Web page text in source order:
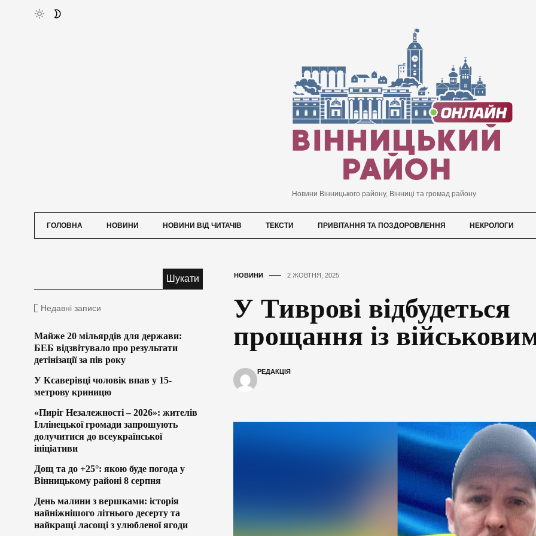
Новини Вінницького району, Вінниці та громад району
ГОЛОВНА НОВИНИ НОВИНИ ВІД ЧИТАЧІВ ТЕКСТИ ПРИВІТАННЯ ТА ПОЗДОРОВЛЕННЯ НЕКРОЛОГИ
НОВИНИ 2 ЖОВТНЯ, 2025
У Тиврові відбудеться
прощання із
РЕДАКЦІЯ
Недавні записи
Майже 20 мільярдів для держави:
БЕБ відзвітувало про результати
детінізації за пів року
У Ксаверівці чоловік впав у 15-
метрову криницю
«Пиріг Незалежності – 2026»: жителів
Іллінецької громади запрошують
долучитися до всеукраїнської
ініціативи
Дощ та до +25°: якою буде погода у
Вінницькому районі 8 серпня
День малини з вершками: історія
найніжнішого літнього десерту та
найкращі ласощі з улюбленої ягоди